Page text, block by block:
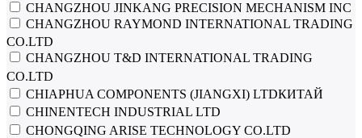
CHANGZHOU JINKANG PRECISION MECHANISM INC
CHANGZHOU RAYMOND INTERNATIONAL TRADING
CO.LTD
CHANGZHOU T&D INTERNATIONAL TRADING
CO.LTD
CHIAPHUA COMPONENTS (JIANGXI) LTDКИТАЙ
CHINENTECH INDUSTRIAL LTD
CHONGQING ARISE TECHNOLOGY CO.LTD